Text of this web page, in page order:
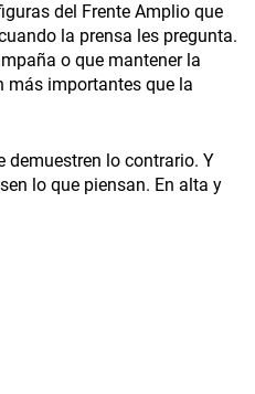
del Frente Amplio que
la prensa les pregunta.
o que mantener la
más importantes que la
demuestren lo contrario. Y
lo que piensan. En alta y